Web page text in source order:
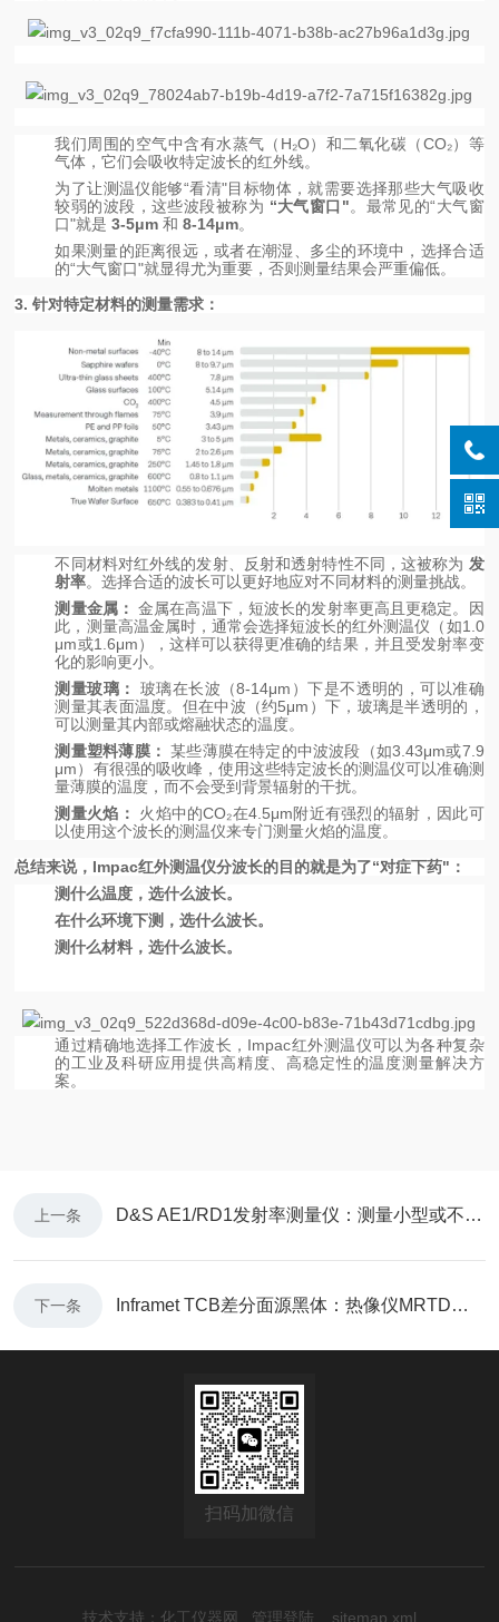
我们周围的空气中含有水蒸气（H₂O）和二氧化碳（CO₂）等
气体，它们会吸收特定波长的红外线。
为了让测温仪能够“看清"目标物体，就需要选择那些大气吸收
较弱的波段，这些波段被称为 “大气窗口"。最常见的“大气窗
口"就是3-5μm 和8-14μm。
如果测量的距离很远，或者在潮湿、多尘的环境中，选择合适
的“大气窗口"就显得尤为重要，否则测量结果会严重偏低。
3. 针对特定材料的测量需求：
不同材料对红外线的发射、反射和透射特性不同，这被称为 发
射率。选择合适的波长可以更好地应对不同材料的测量挑战。
测量金属： 金属在高温下，短波长的发射率更高且更稳定。因
此，测量高温金属时，通常会选择短波长的红外测温仪（如1.0
μm或1.6μm），这样可以获得更准确的结果，并且受发射率变
化的影响更小。
测量玻璃：
玻璃在长波（8-14μm）下是不透明的，可以准确
测量其表面温度。但在中波（约5μm）下，玻璃是半透明的，
可以测量其内部或熔融状态的温度。
测量塑料薄膜： 某些薄膜在特定的中波波段（如3.43μm或7.9
μm）有很强的吸收峰，使用这些特定波长的测温仪可以准确测
量薄膜的温度，而不会受到背景辐射的干扰。
测量火焰：
火焰中的CO₂在4.5μm附近有强烈的辐射，因此可
以使用这个波长的测温仪来专门测量火焰的温度。
总结来说，Impac红外测温仪分波长的目的就是为了“对症下药"：
测什么温度，选什么波长。
在什么环境下测，选什么波长。
测什么材料，选什么波长。
通过精确地选择工作波长，Impac红外测温仪可以为各种复杂
的工业及科研应用提供高精度、高稳定性的温度测量解决方
案。
上一条 ​D&S AE1/RD1发射率测量仪：测量小型或不规则材料表面发射率
下一条 Inframet TCB差分面源黑体：热像仪MRTD、NETD综合性能评定
扫码加微信
技术支持： 化工仪器网 管理登陆 sitemap.xml